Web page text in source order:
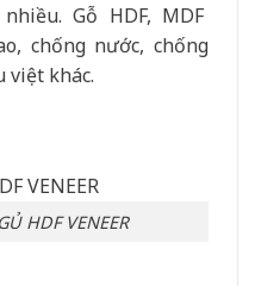
Gỗ HDF, MDF
chống nước, chống
việt khác.
HDF VENEER